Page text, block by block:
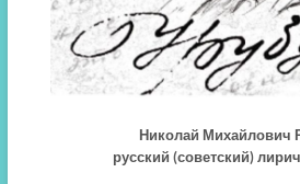
Николай Михайлович
русский (советский)